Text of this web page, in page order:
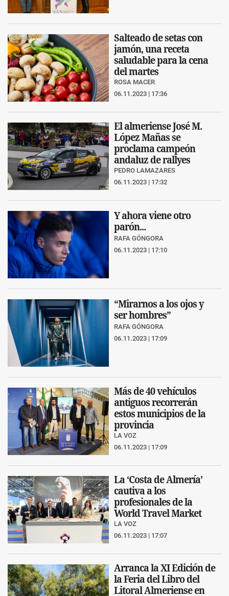
Salteado de setas con
jamón, una receta
saludable para la cena
del martes
ROSA MACER
06.11.2023 | 17:36
El almeriense José M.
López Mañas se
proclama campeón
andaluz de rallyes
PEDRO LAMAZARES
06.11.2023 | 17:32
Y ahora viene otro
parón...
RAFA GÓNGORA
06.11.2023 | 17:10
“Mirarnos a los ojos y
ser hombres”
RAFA GÓNGORA
06.11.2023 | 17:09
Más de 40 vehículos
antiguos recorrerán
estos municipios de la
provincia
LA VOZ
06.11.2023 | 17:09
La ‘Costa de Almería’
cautiva a los
profesionales de la
World Travel Market
LA VOZ
06.11.2023 | 17:07
Arranca la XI Edición de
la Feria del Libro del
Litoral Almeriense en